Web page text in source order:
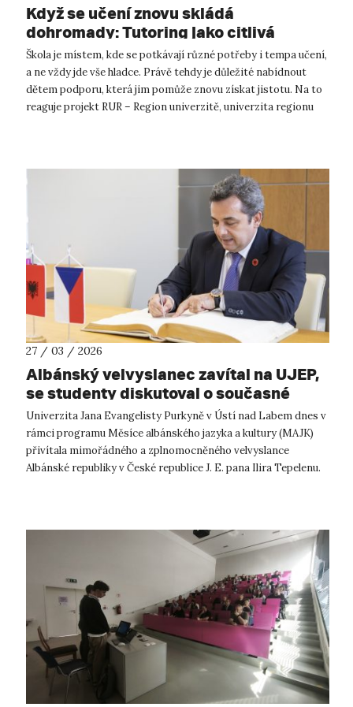
Když se učení znovu skládá
dohromady: Tutoring jako citlivá
podpora dětí, škol i budoucích učitelů
Škola je místem, kde se potkávají různé potřeby i tempa učení,
a ne vždy jde vše hladce. Právě tehdy je důležité nabídnout
dětem podporu, která jim pomůže znovu získat jistotu. Na to
reaguje projekt RUR – Region univerzitě, univerzita regionu
27 / 03 / 2026
Albánský velvyslanec zavítal na UJEP,
se studenty diskutoval o současné
Albánii
Univerzita Jana Evangelisty Purkyně v Ústí nad Labem dnes v
rámci programu Měsíce albánského jazyka a kultury (MAJK)
přivítala mimořádného a zplnomocněného velvyslance
Albánské republiky v České republice J. E. pana Ilira Tepelenu.